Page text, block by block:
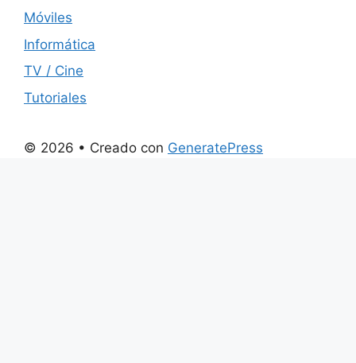
Móviles
Informática
TV / Cine
Tutoriales
© 2026 • Creado con GeneratePress